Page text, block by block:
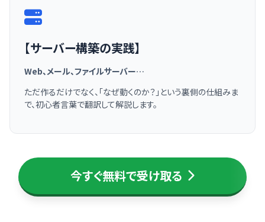
【サーバー構築の実践】
Web、メール、ファイルサーバー…
ただ作るだけでなく、「なぜ動くのか？」という裏側の仕組みま
で、初心者言葉で翻訳して解説します。
今すぐ無料で受け取る